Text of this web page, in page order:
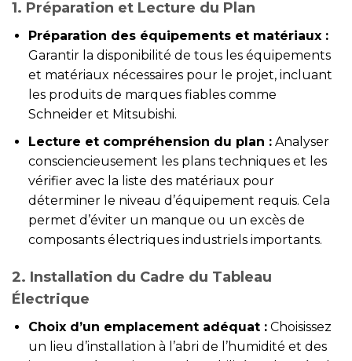
1. Préparation et Lecture du Plan
Préparation des équipements et matériaux :
Garantir la disponibilité de tous les équipements
et matériaux nécessaires pour le projet, incluant
les produits de marques fiables comme
Schneider et Mitsubishi.
Lecture et compréhension du plan :Analyser
consciencieusement les plans techniques et les
vérifier avec la liste des matériaux pour
déterminer le niveau d’équipement requis. Cela
permet d’éviter un manque ou un excès de
composants électriques industriels importants.
2. Installation du Cadre du Tableau
Électrique
Choix d’un emplacement adéquat :Choisissez
un lieu d’installation à l’abri de l’humidité et des